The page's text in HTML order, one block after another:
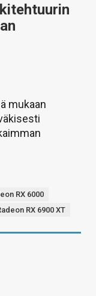
mukaan
RX 6000
RX 6900 XT